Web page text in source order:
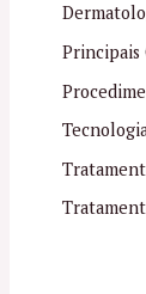
Principais